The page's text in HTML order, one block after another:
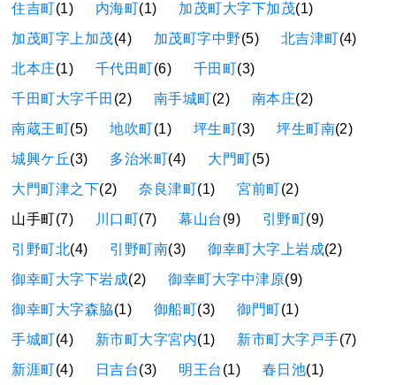
住吉町(1) 内海町(1) 加茂町大字下加茂(1)
加茂町字上加茂(4) 加茂町字中野(5) 北吉津町(4)
北本庄(1) 千代田町(6) 千田町(3)
千田町大字千田 (2) 南手城町(2) 南本庄(2)
南蔵王町(5) 地吹町(1) 坪生町(3) 坪生町南(2)
城興ケ丘(3) 多治米町(4) 大門町(5)
大門町津之下(2) 奈良津町(1) 宮前町(2)
山手町(7)
川口町(7) 幕山台 (9) 引野町(9)
引野町北(4) 引野町南(3) 御幸町大字上岩成(2)
御幸町大字下岩成(2) 御幸町大字中津原(9)
御幸町大字森脇(1) 御船町(3) 御門町(1)
手城町(4) 新市町大字宮内(1) 新市町大字戸手(7)
新涯町(4) 日吉台(3) 明王台 (1) 春日池(1)